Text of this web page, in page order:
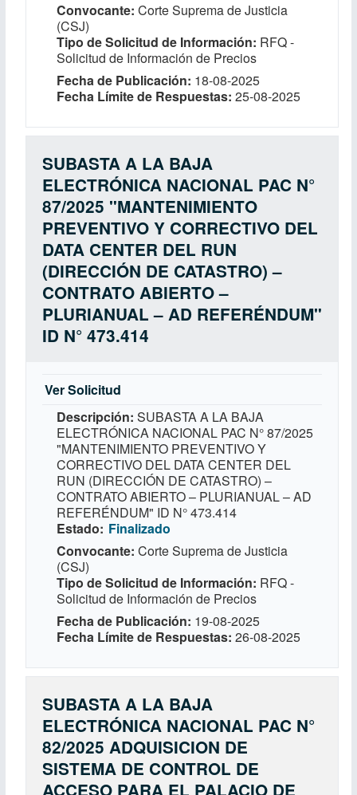
Convocante Corte Suprema de Justicia
(CSJ)
Tipo de Solicitud de Información RFQ -
Solicitud de Información de Precios
Fecha de Publicación 18-08-2025
Fecha Límite de Respuestas 25-08-2025
SUBASTA A LA BAJA
ELECTRÓNICA NACIONAL PAC N°
87/2025 "MANTENIMIENTO
PREVENTIVO Y CORRECTIVO DEL
DATA CENTER DEL RUN
(DIRECCIÓN DE CATASTRO) –
CONTRATO ABIERTO –
PLURIANUAL – AD REFERÉNDUM"
ID N° 473.414
Ver Solicitud
Descripción SUBASTA A LA BAJA
ELECTRÓNICA NACIONAL PAC N° 87/2025
"MANTENIMIENTO PREVENTIVO Y
CORRECTIVO DEL DATA CENTER DEL
RUN (DIRECCIÓN DE CATASTRO) –
CONTRATO ABIERTO – PLURIANUAL – AD
REFERÉNDUM" ID N° 473.414
Estado Finalizado
Convocante Corte Suprema de Justicia
(CSJ)
Tipo de Solicitud de Información RFQ -
Solicitud de Información de Precios
Fecha de Publicación 19-08-2025
Fecha Límite de Respuestas 26-08-2025
SUBASTA A LA BAJA
ELECTRÓNICA NACIONAL PAC N°
82/2025 ADQUISICION DE
SISTEMA DE CONTROL DE
ACCESO PARA EL PALACIO DE